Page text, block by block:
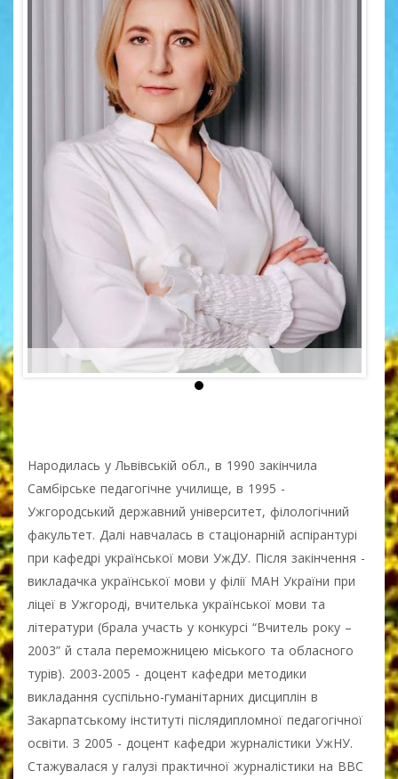
Народилась у Львівській обл., в 1990 закінчила
Самбірське педагогічне училище, в 1995 -
Ужгородський державний університет, філологічний
факультет. Далі навчалась в стаціонарній аспірантурі
при кафедрі української мови УжДУ. Після закінчення -
викладачка української мови у філії МАН України при
ліцеї в Ужгороді, вчителька української мови та
літератури (брала участь у конкурсі “Вчитель року –
2003” й стала переможницею міського та обласного
турів). 2003-2005 - доцент кафедри методики
викладання суспільно-гуманітарних дисциплін в
Закарпатському інституті післядипломної педагогічної
освіти. З 2005 - доцент кафедри журналістики УжНУ.
Стажувалася у галузі практичної журналістики на BBC